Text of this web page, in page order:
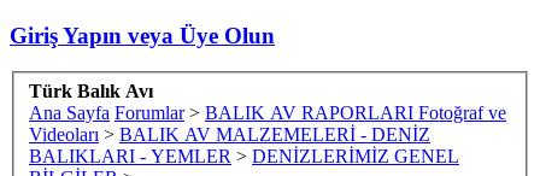
Giriş Yapın veya Üye Olun
Türk Balık Avı
Ana Sayfa Forumlar > BALIK AV RAPORLARI Fotoğraf ve
Videoları > BALIK AV MALZEMELERİ - DENİZ
BALIKLARI - YEMLER > DENİZLERİMİZ GENEL